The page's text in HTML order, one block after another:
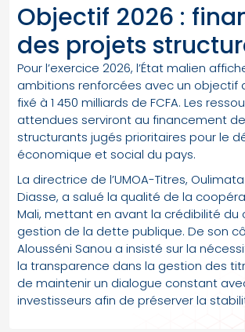
Objectif 2026 :
des projets
Pour l’exercice 2026, l’État malien
ambitions renforcées avec un objectif
fixé à 1 450 milliards de FCFA. Les
attendues serviront au financement
structurants jugés prioritaires pour le
économique et social du pays.
La directrice de l’UMOA-Titres, Oulimata
Diasse, a salué la qualité de la
Mali, mettant en avant la crédibilité du
gestion de la dette publique. De son
Alousséni Sanou a insisté sur la
la transparence dans la gestion des
de maintenir un dialogue constant
investisseurs afin de préserver la